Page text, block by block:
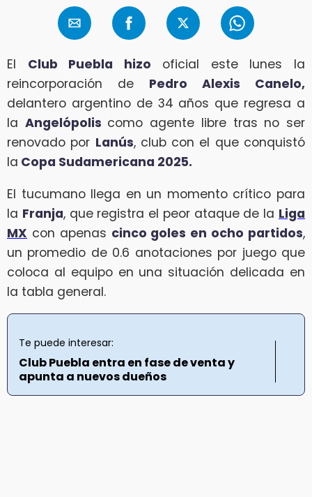
El Club Puebla hizo oficial este lunes la
reincorporación de Pedro Alexis Canelo,
delantero argentino de 34 años que regresa a
la Angelópolis como agente libre tras no ser
renovado por Lanús, club con el que conquistó
la Copa Sudamericana 2025.
El tucumano llega en un momento crítico para
la Franja, que registra el peor ataque de la Liga
MX con apenas cinco goles en ocho partidos,
un promedio de 0.6 anotaciones por juego que
coloca al equipo en una situación delicada en
la tabla general.
Te puede interesar:
Club Puebla entra en fase de venta y
apunta a nuevos dueños